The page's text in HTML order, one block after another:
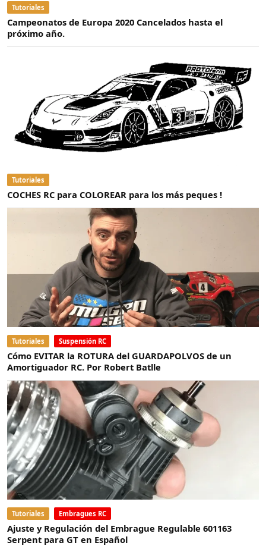
Tutoriales
Campeonatos de Europa 2020 Cancelados hasta el
próximo año.
Tutoriales
COCHES RC para COLOREAR para los más peques !
Tutoriales Suspensión RC
Cómo EVITAR la ROTURA del GUARDAPOLVOS de un
Amortiguador RC. Por Robert Batlle
Tutoriales Embragues RC
Ajuste y Regulación del Embrague Regulable 601163
Serpent para GT en Español